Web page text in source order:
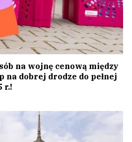
na wojnę cenową między
na dobrej drodze do pełnej
r.!